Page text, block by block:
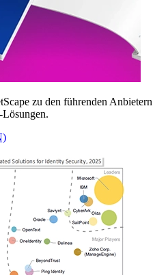
zu den führenden Anbietern